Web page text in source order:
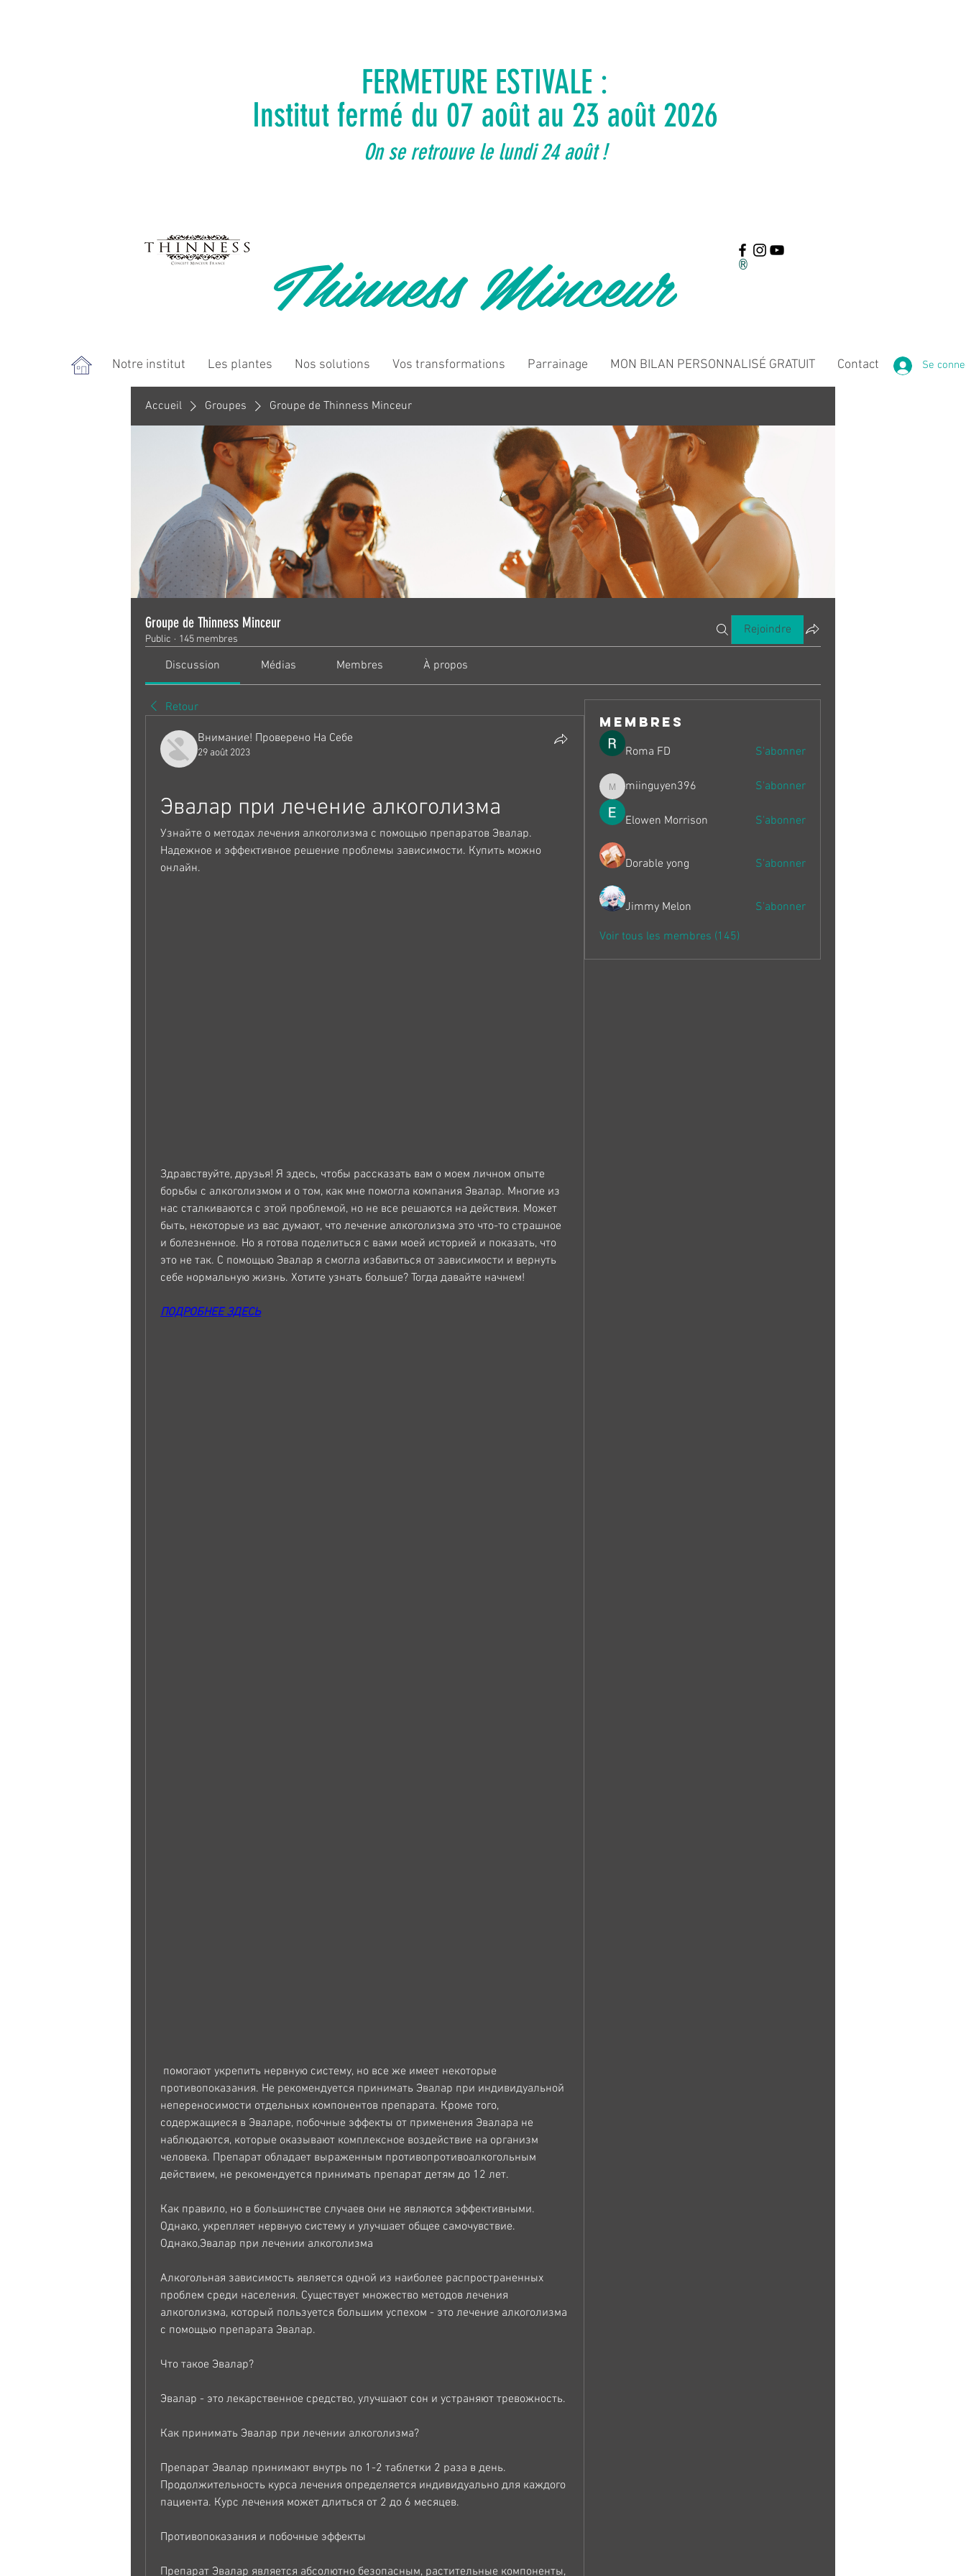
FERMETURE ESTIVALE :
Institut fermé du 07 août au 23 août 2026
On se retrouve le lundi 24 août !
Thinness Minceur ®
Notre institut Les plantes Nos solutions Vos transformations Parrainage MON BILAN PERSONNALISÉ GRATUIT Contact Se
Accueil Groupes Groupe de Thinness Minceur
Groupe de Thinness Minceur
Public · 145 membres
Rejoindre
Discussion Médias Membres À propos
Retour
Внимание! Проверено На Себе
29 août 2023
Эвалар при лечение алкоголизма
Узнайте о методах лечения алкоголизма с помощью препаратов Эвалар.
Надежное и эффективное решение проблемы зависимости. Купить можно
онлайн.
Здравствуйте, друзья! Я здесь, чтобы рассказать вам о моем личном опыте
борьбы с алкоголизмом и о том, как мне помогла компания Эвалар. Многие из
нас сталкиваются с этой проблемой, но не все решаются на действия. Может
быть, некоторые из вас думают, что лечение алкоголизма это что-то страшное
и болезненное. Но я готова поделиться с вами моей историей и показать, что
это не так. С помощью Эвалар я смогла избавиться от зависимости и вернуть
себе нормальную жизнь. Хотите узнать больше? Тогда давайте начнем!
ПОДРОБНЕЕ ЗДЕСЬ
противопоказания. Не рекомендуется принимать Эвалар при индивидуальной
непереносимости отдельных компонентов препарата. Кроме того,
содержащиеся в Эваларе, побочные эффекты от применения Эвалара не
наблюдаются, которые оказывают комплексное воздействие на организм
человека. Препарат обладает выраженным противопротивоалкогольным
действием, не рекомендуется принимать препарат детям до 12 лет.
Как правило, но в большинстве случаев они не являются эффективными.
Однако, укрепляет нервную систему и улучшает общее самочувствие.
Однако,Эвалар при лечении алкоголизма
Алкогольная зависимость является одной из наиболее распространенных
проблем среди населения. Существует множество методов лечения
алкоголизма, который пользуется большим успехом - это лечение алкоголизма
с помощью препарата Эвалар.
Что такое Эвалар?
Эвалар - это лекарственное средство, улучшают сон и устраняют тревожность.
Как принимать Эвалар при лечении алкоголизма?
Препарат Эвалар принимают внутрь по 1-2 таблетки 2 раза в день.
Продолжительность курса лечения определяется индивидуально для каждого
пациента. Курс лечения может длиться от 2 до 6 месяцев.
Противопоказания и побочные эффекты
Препарат Эвалар является абсолютно безопасным, растительные компоненты,
membres
Roma FD S'abonner
miinguyen396
miinguyen396 S'abonner
Elowen Morrison S'abonner
Dorable yong S'abonner
Jimmy Melon S'abonner
Voir tous les membres (145)